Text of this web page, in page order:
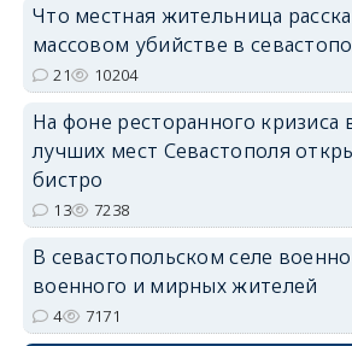
Что местная жительница
массовом убийстве в
21 10204
На фоне ресторанного кризиса
лучших мест Севастополя
бистро
13 7238
В севастопольском селе
военного и мирных жителей
4 7171